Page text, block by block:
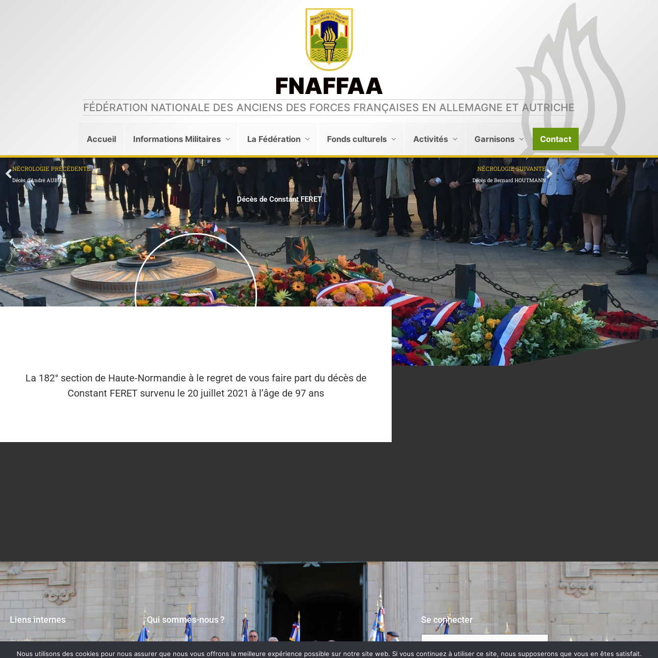
FNAFFAA
FÉDÉRATION NATIONALE DES ANCIENS DES FORCES FRANÇAISES EN ALLEMAGNE ET AUTRICHE
Accueil Informations Militaires La Fédération Fonds culturels Activités Garnisons Contact
Précédent
NÉCROLOGIE PRÉCÉDENTE
Décès d’André AUBIER
NÉCROLOGIE SUIVANTE
Décès de Bernard HOUTMANN
Suivant
Décès de Constant FERET
La 182° section de Haute-Normandie à le regret de vous faire part du décès de
Constant FERET survenu le 20 juillet 2021 à l’âge de 97 ans
Liens internes
Accueil
La Fédération
Qui sommes-nous ?
A notre sujet
Contactez-nous
Se connecter
Nous utilisons des cookies pour nous assurer que nous vous offrons la meilleure expérience possible sur notre site web. Si vous continuez à utiliser ce site, nous supposerons que vous en êtes satisfait.